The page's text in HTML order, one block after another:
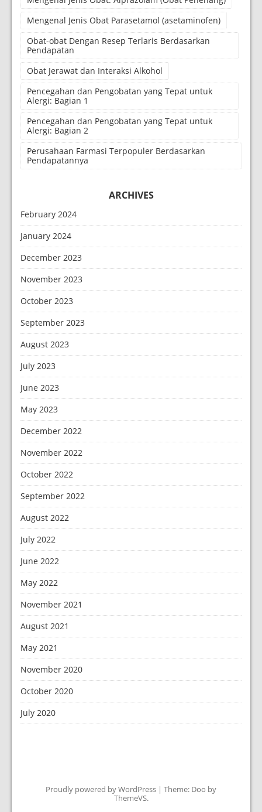
Mengenal Jenis Obat Parasetamol (asetaminofen)
Obat-obat Dengan Resep Terlaris Berdasarkan
Pendapatan
Obat Jerawat dan Interaksi Alkohol
Pencegahan dan Pengobatan yang Tepat untuk
Alergi: Bagian 1
Pencegahan dan Pengobatan yang Tepat untuk
Alergi: Bagian 2
Perusahaan Farmasi Terpopuler Berdasarkan
Pendapatannya
ARCHIVES
February 2024
January 2024
December 2023
November 2023
October 2023
September 2023
August 2023
July 2023
June 2023
May 2023
December 2022
November 2022
October 2022
September 2022
August 2022
July 2022
June 2022
May 2022
November 2021
August 2021
May 2021
November 2020
October 2020
July 2020
Proudly powered by WordPress | Theme: Doo by
ThemeVS.